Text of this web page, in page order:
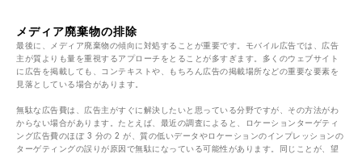
メディア廃棄物の排除
最後に、メディア廃棄物の傾向に対処することが重要です。モバイル広告では、広告
主が質よりも量を重視するアプローチをとることが多すぎます。多くのウェブサイト
に広告を掲載しても、コンテキストや、もちろん広告の掲載場所などの重要な要素を
見落としている場合があります。
無駄な広告費は、広告主がすぐに解決したいと思っている分野ですが、その方法がわ
からない場合があります。たとえば、最近の調査によると、ロケーションターゲティ
ング広告費のほぼ 3 分の 2 が、質の低いデータやロケーションのインプレッションの
ターゲティングの誤りが原因で無駄になっている可能性があります。同じことが、望